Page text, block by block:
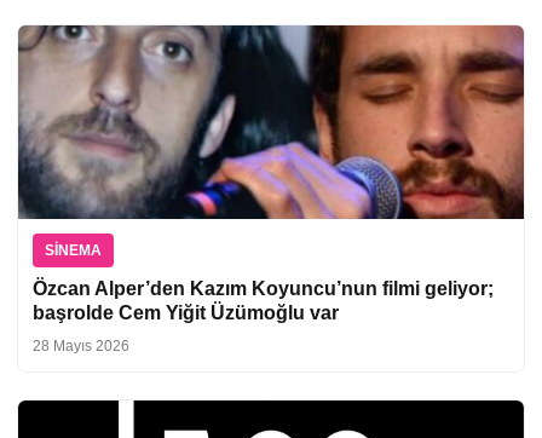
SINEMA
Özcan Alper’den Kazım Koyuncu’nun filmi geliyor;
başrolde Cem Yiğit Üzümoğlu var
28 Mayıs 2026